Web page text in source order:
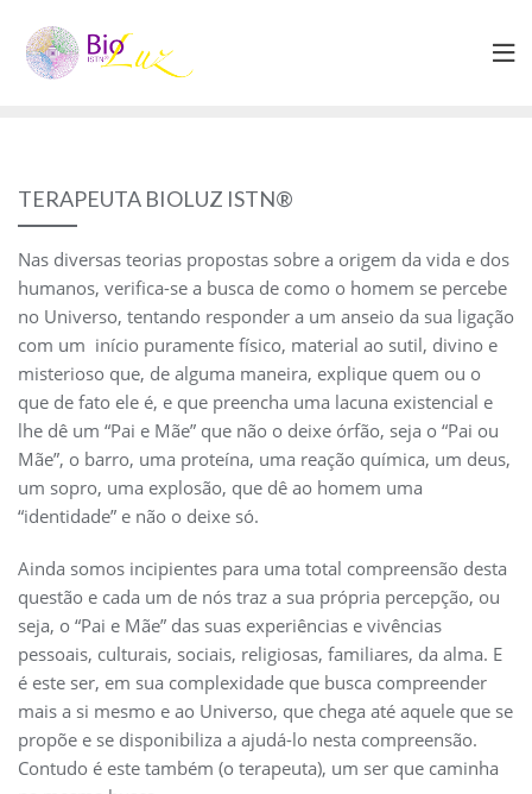
content
TERAPEUTA BIOLUZ ISTN®
Nas diversas teorias propostas sobre a origem da vida e dos
humanos, verifica-se a busca de como o homem se percebe
no Universo, tentando responder a um anseio da sua ligação
com um início puramente físico, material ao sutil, divino e
misterioso que, de alguma maneira, explique quem ou o
que de fato ele é, e que preencha uma lacuna existencial e
lhe dê um “Pai e Mãe” que não o deixe órfão, seja o “Pai ou
Mãe”, o barro, uma proteína, uma reação química, um deus,
um sopro, uma explosão, que dê ao homem uma
“identidade” e não o deixe só.
Ainda somos incipientes para uma total compreensão desta
questão e cada um de nós traz a sua própria percepção, ou
seja, o “Pai e Mãe” das suas experiências e vivências
pessoais, culturais, sociais, religiosas, familiares, da alma. E
é este ser, em sua complexidade que busca compreender
mais a si mesmo e ao Universo, que chega até aquele que se
propõe e se disponibiliza a ajudá-lo nesta compreensão.
Contudo é este também (o terapeuta), um ser que caminha